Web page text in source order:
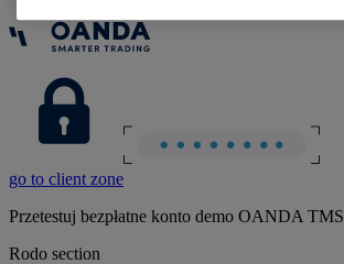
go to client zone
Przetestuj bezpłatne konto demo OANDA TMS
Rodo section